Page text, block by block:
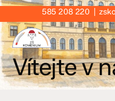
Skip
main
content
585 208 220 |
Vítejte v